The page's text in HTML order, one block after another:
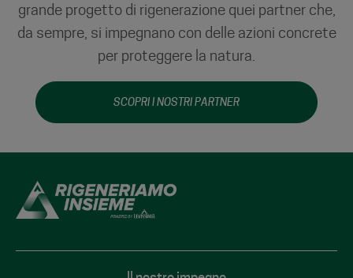
grande progetto di rigenerazione quei partner che,
da sempre, si impegnano con delle azioni concrete
per proteggere la natura.
SCOPRI I NOSTRI PARTNER
footer